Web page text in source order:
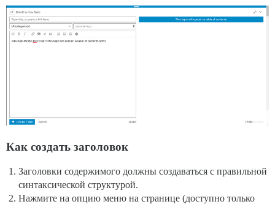
Как создать заголовок
Заголовки содержимого должны создаваться с правильной
синтаксической структурой.
Нажмите на опцию меню на странице (доступно только